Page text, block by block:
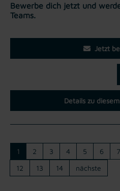
Bewerbe dich jetzt und
Teams.
Jetzt
Details zu
1 2 3 4 5 6 7
12
13 14 nächste